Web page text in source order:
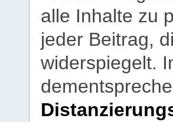
alle Inhalte zu
jeder Beitrag,
widerspiegelt.